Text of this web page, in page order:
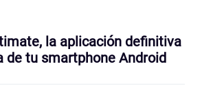
la aplicación definitiva
de tu smartphone Android